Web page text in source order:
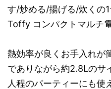
す/炒める/揚げる/炊くの1
Toffy コンパクトマルチ
熱効率が良くお手入れが
でありながら約2.8Lのサ
人程のパーティーにも使